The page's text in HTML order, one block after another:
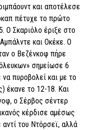
και αποτέλεσε
πέτυχε το πρώτο
Ο Σκαριόλο έριξε στο
και Οκέκε. Ο
ο Βεζένκοφ πήρε
σημείωσε 6
πυροβολεί και με το
έκανε το 12-18. Και
ο Σέρβος σέντερ
κέρδισε αμέσως
του Ντόρσεϊ, αλλά